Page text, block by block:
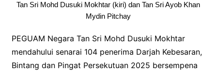
Tan Sri Mohd Dusuki Mokhtar (kiri) dan Tan Sri Ayob Khan
Mydin Pitchay
PEGUAM Negara Tan Sri Mohd Dusuki Mokhtar
mendahului senarai 104 penerima Darjah Kebesaran,
Bintang dan Pingat Persekutuan 2025 bersempena